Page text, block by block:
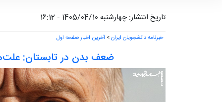
تاریخ انتشار: چهارشنبه 1405/04/10 - 16:12
خبرنامه دانشجویان ایران> آخرین اخبار صفحه اول
ضعف بدن در تابستان: